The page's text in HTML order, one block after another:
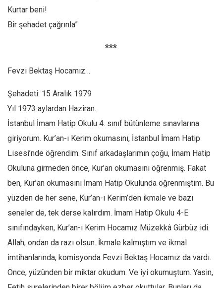
Kurtar beni!
Bir şehadet çağrınla”
***
Fevzi Bektaş Hocamız…
Şehadeti: 15 Aralık 1979
Yıl 1973 aylardan Haziran.
İstanbul İmam Hatip Okulu 4. sınıf bütünleme sınavlarına
giriyorum. Kur’an-ı Kerim okumasını, İstanbul İmam Hatip
Lisesi’nde öğrendim. Sınıf arkadaşlarımın çoğu, İmam Hatip
Okuluna girmeden önce, Kur’an okumasını öğrenmiş. Fakat
ben, Kur’an okumasını İmam Hatip Okulunda öğrenmiştim. Bu
yüzden de her sene, Kur’an-ı Kerim’den ikmale ve bazı
seneler de, tek derse kalırdım. İmam Hatip Okulu 4-E
sınıfındayken, Kur’an-ı Kerim Hocamız Müzekkâ Gürbüz idi.
Allah, ondan da razı olsun. İkmale kalmıştım ve ikmal
imtihanlarında, komisyonda Fevzi Bektaş Hocamız da vardı.
Önce, yüzünden bir miktar okudum. Ve iyi okumuştum. Yasin,